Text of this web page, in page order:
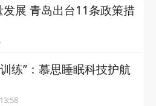
展 青岛出台11条政策措
练”：慕思睡眠科技护航
23 13:58